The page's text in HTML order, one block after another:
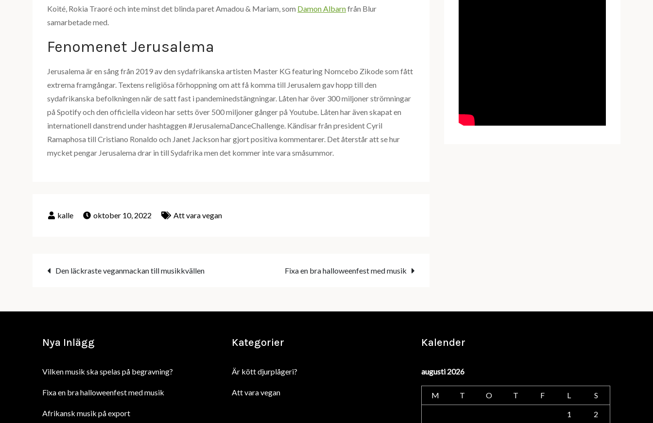
Koité, Rokia Traoré och inte minst det blinda paret Amadou & Mariam, som Damon Albarnfrån Blur
samarbetade med.
Fenomenet Jerusalema
Jerusalema är en sång från 2019 av den sydafrikanska artisten Master KG featuring Nomcebo Zikode som fått
extrema framgångar. Textens religiösa förhoppning om att få komma till Jerusalem gav hopp till den
sydafrikanska befolkningen när de satt fast i pandeminedstängningar. Låten har över 300 miljoner strömningar
på Spotify och den officiella videon har setts över 500 miljoner gånger på Youtube. Låten har även skapat en
internationell danstrend under hashtaggen #JerusalemaDanceChallenge. Kändisar från president Cyril
Ramaphosa till Cristiano Ronaldo och Janet Jackson har gjort positiva kommentarer. Det återstår att se hur
mycket pengar Jerusalema drar in till Sydafrika men det kommer inte vara småsummor.
oktober 10, 2022 Att vara vegan
Inläggsnavigering
Den läckraste veganmackan till musikkvällen Fixa en bra halloweenfest med musik
Nya Inlägg
Vilken musik ska spelas på begravning?
Fixa en bra halloweenfest med musik
Afrikansk musik på export
Kategorier
Är kött djurplågeri?
Att vara vegan
Kalender
augusti 2026
M T O T F L S
1 2